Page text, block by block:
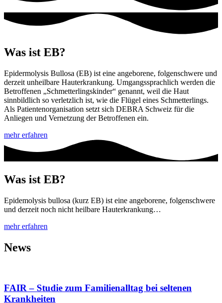
Was ist EB?
Epidermolysis Bullosa (EB) ist eine angeborene, folgenschwere und
derzeit unheilbare Hauterkrankung. Umgangssprachlich werden die
Betroffenen „Schmetterlingskinder“ genannt, weil die Haut
sinnbildlich so verletzlich ist, wie die Flügel eines Schmetterlings.
Als Patientenorganisation setzt sich DEBRA Schweiz für die
Anliegen und Vernetzung der Betroffenen ein.
mehr erfahren
Was ist EB?
Epidemolysis bullosa (kurz EB) ist eine angeborene, folgenschwere
und derzeit noch nicht heilbare Hauterkrankung…
mehr erfahren
News
FAIR – Studie zum Familienalltag bei seltenen
Krankheiten